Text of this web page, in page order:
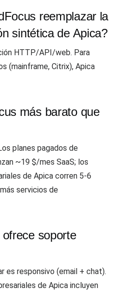
reemplazar la
sintética de Apica?
HTTP/API/web. Para
(mainframe, Citrix), Apica
más barato que
planes pagados de
~19 $/mes SaaS; los
de Apica corren 5-6
servicios de
soporte
es responsivo (email + chat).
de Apica incluyen